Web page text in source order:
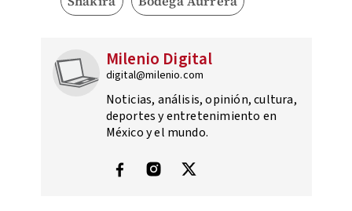
Milenio Digital
digital@milenio.com
Noticias, análisis, opinión, cultura,
deportes y entretenimiento en
México y el mundo.